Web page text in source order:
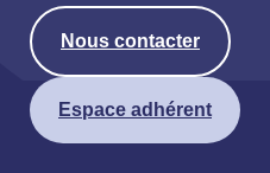
Nous contacter
Espace adhérent